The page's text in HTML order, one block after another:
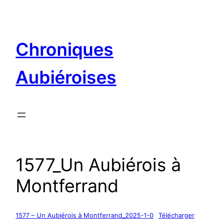
Chroniques
Aubiéroises
1577_Un Aubiérois à
Montferrand
1577 – Un Aubiérois à Montferrand_2025-1-0 Télécharger